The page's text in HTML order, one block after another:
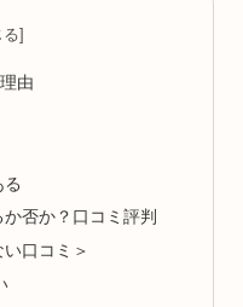
由
否か？口コミ評判
口コミ＞